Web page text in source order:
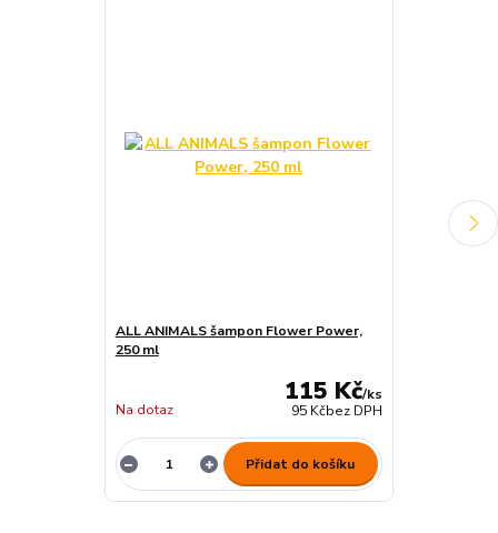
ALL ANIMALS šampon Flower Power,
250 ml
115 Kč/ks
95 Kčbez DPH
Na dotaz
Přidat do košíku